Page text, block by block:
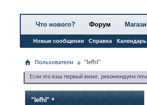
Что нового? Форум
Новые сообщения Справка Календарь
Пользователи "lefhl"
Если это ваш первый визит, рекомендуем
"lefhl"